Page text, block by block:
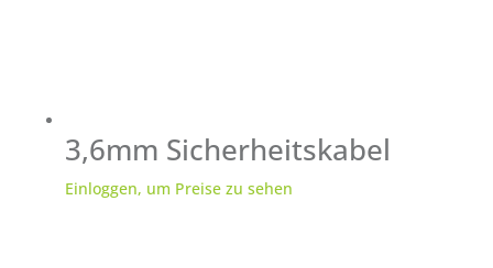
3,6mm Sicherheitskabel
Einloggen, um Preise zu sehen